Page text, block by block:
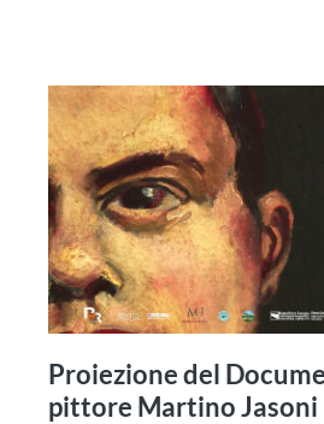
Proiezione del
pittore Martino Jasoni